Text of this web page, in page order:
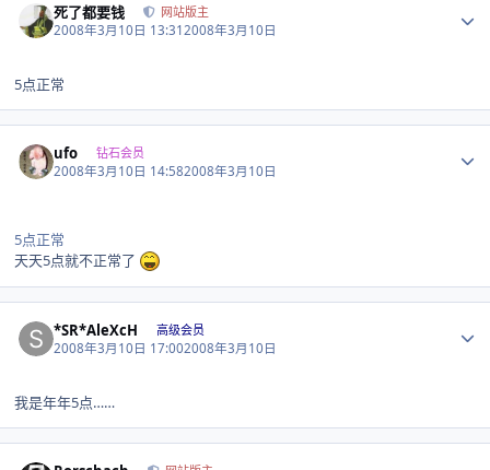
死了都要钱 网站版主
2008年3月10日 13:312008年3月10日
5点正常
ufo 钻石会员
2008年3月10日 14:582008年3月10日
5点正常
天天5点就不正常了
*SR*AleXcH 高级会员
2008年3月10日 17:002008年3月10日
我是年年5点……